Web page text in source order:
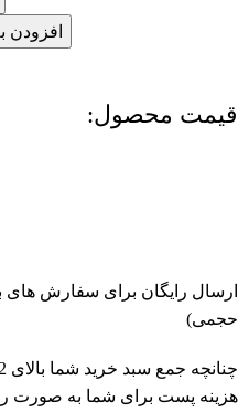
افزودن
قیمت محصول:​
حجمی)
هزینه پست برای شما به صورت